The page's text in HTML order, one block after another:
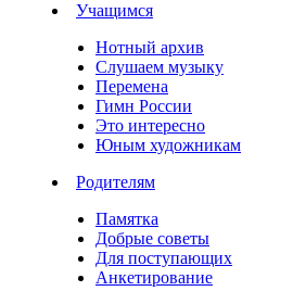
Учащимся
Нотный архив
Слушаем музыку
Перемена
Гимн России
Это интересно
Юным художникам
Родителям
Памятка
Добрые советы
Для поступающих
Анкетирование